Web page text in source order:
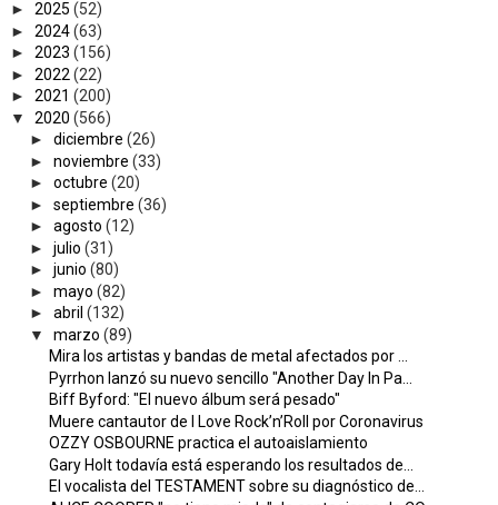
► 2025 (52)
► 2024(63)
► 2023 (156)
► 2022 (22)
► 2021 (200)
▼
2020 (566)
► diciembre (26)
► noviembre (33)
► octubre (20)
► septiembre (36)
► agosto (12)
► julio (31)
► junio (80)
► mayo (82)
► abril (132)
▼
marzo (89)
Mira los artistas y bandas de metal afectados por ...
Pyrrhon lanzó su nuevo sencillo "Another Day In Pa...
Biff Byford: "El nuevo álbum será pesado"
Muere cantautor de I Love Rock’n’Roll por Coronavirus
OZZY OSBOURNE practica el autoaislamiento
Gary Holt todavía está esperando los resultados de...
El vocalista del TESTAMENT sobre su diagnóstico de...